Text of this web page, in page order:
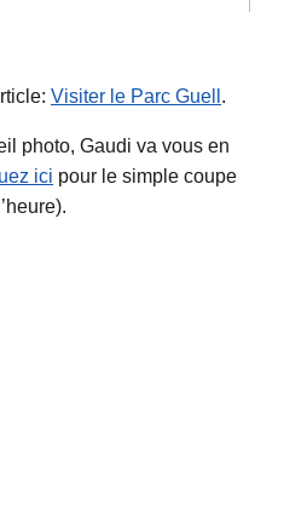
Visiter le Parc Guell .
photo, Gaudi va vous en
ici pour le simple coupe